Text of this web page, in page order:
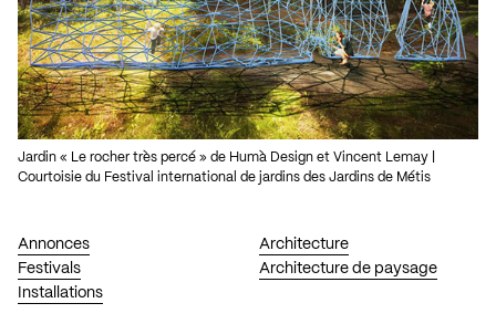
Annonces
Festivals
Installations
Architecture
Architecture de paysage
Jardin « Le rocher très percé » de Humà Design et Vincent Lemay |
Courtoisie du Festival international de jardins des Jardins de Métis